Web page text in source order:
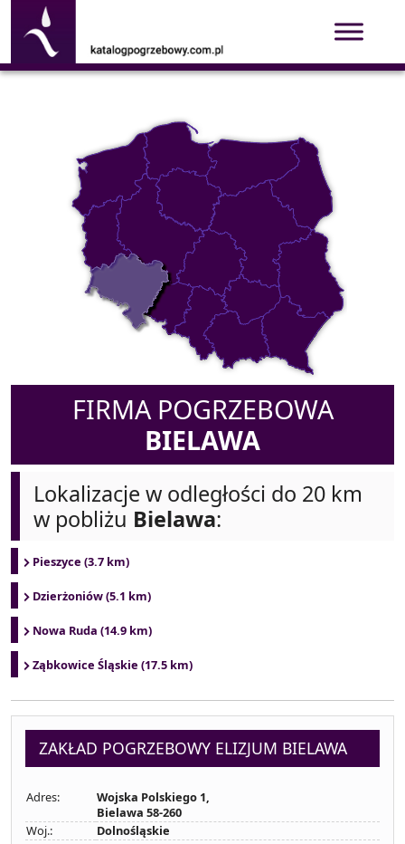
FIRMA POGRZEBOWA
BIELAWA
Lokalizacje w odległości do 20 km
w pobliżu Bielawa:
Pieszyce (3.7 km)
Dzierżoniów (5.1 km)
Nowa Ruda (14.9 km)
Ząbkowice Śląskie (17.5 km)
ZAKŁAD POGRZEBOWY ELIZJUM BIELAWA
Adres:
Wojska Polskiego 1,
Bielawa 58-260
Woj.:
Dolnośląskie